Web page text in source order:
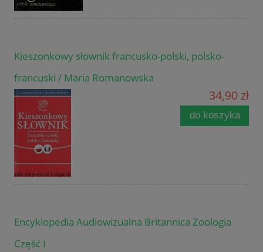
Kieszonkowy słownik francusko-polski, polsko-
francuski / Maria Romanowska
34,90 zł
do koszyka
Encyklopedia Audiowizualna Britannica Zoologia
Część I